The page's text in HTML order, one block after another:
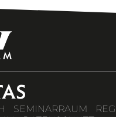
SEMINARRAUM
DATENSCHUTZ